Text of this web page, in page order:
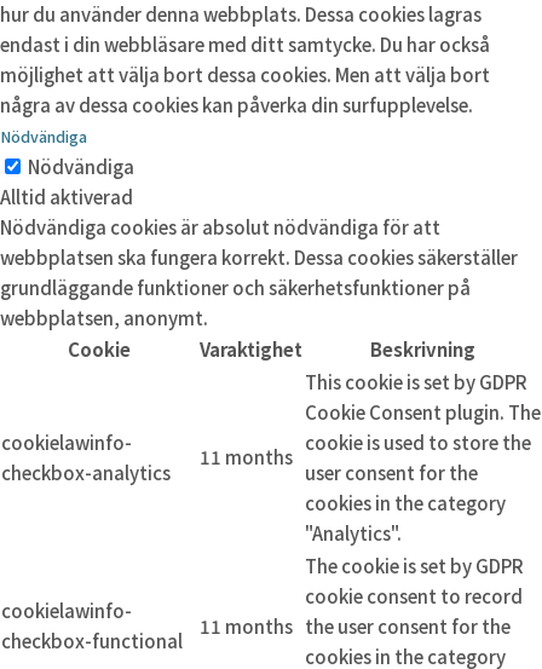
hur du använder denna webbplats. Dessa cookies lagras
endast i din webbläsare med ditt samtycke. Du har också
möjlighet att välja bort dessa cookies. Men att välja bort
några av dessa cookies kan påverka din surfupplevelse.
Nödvändiga
Nödvändiga
Alltid aktiverad
Nödvändiga cookies är absolut nödvändiga för att
webbplatsen ska fungera korrekt. Dessa cookies säkerställer
grundläggande funktioner och säkerhetsfunktioner på
webbplatsen, anonymt.
Cookie
Varaktighet Beskrivning
cookielawinfo-
checkbox-analytics
11 months
This cookie is set by GDPR
Cookie Consent plugin. The
cookie is used to store the
user consent for the
cookies in the category
"Analytics".
cookielawinfo-
checkbox-functional
11 months
The cookie is set by GDPR
cookie consent to record
the user consent for the
cookies in the category